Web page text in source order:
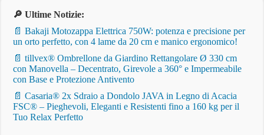
🔎 Ultime Notizie:
📄 Bakaji Motozappa Elettrica 750W: potenza e precisione per
un orto perfetto, con 4 lame da 20 cm e manico ergonomico!
📄 tillvex® Ombrellone da Giardino Rettangolare Ø 330 cm
con Manovella – Decentrato, Girevole a 360° e Impermeabile
con Base e Protezione Antivento
📄 Casaria® 2x Sdraio a Dondolo JAVA in Legno di Acacia
FSC® – Pieghevoli, Eleganti e Resistenti fino a 160 kg per il
Tuo Relax Perfetto